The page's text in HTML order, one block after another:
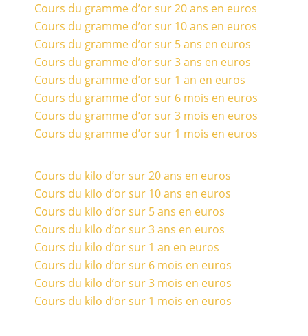
Cours du gramme d’or sur 20 ans en euros
Cours du gramme d’or sur 10 ans en euros
Cours du gramme d’or sur 5 ans en euros
Cours du gramme d’or sur 3 ans en euros
Cours du gramme d’or sur 1 an en euros
Cours du gramme d’or sur 6 mois en euros
Cours du gramme d’or sur 3 mois en euros
Cours du gramme d’or sur 1 mois en euros
Cours du kilo d’or sur 20 ans en euros
Cours du kilo d’or sur 10 ans en euros
Cours du kilo d’or sur 5 ans en euros
Cours du kilo d’or sur 3 ans en euros
Cours du kilo d’or sur 1 an en euros
Cours du kilo d’or sur 6 mois en euros
Cours du kilo d’or sur 3 mois en euros
Cours du kilo d’or sur 1 mois en euros